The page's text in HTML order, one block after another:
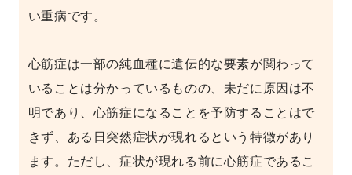
い重病です。
心筋症は一部の純血種に遺伝的な要素が関わって
いることは分かっているものの、未だに原因は不
明であり、心筋症になることを予防することはで
きず、ある日突然症状が現れるという特徴があり
ます。ただし、症状が現れる前に心筋症であるこ